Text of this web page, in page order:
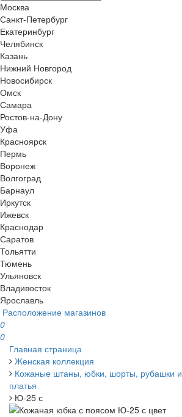
Москва
Санкт-Петербург
Екатеринбург
Челябинск
Казань
Нижний Новгород
Новосибирск
Омск
Самара
Ростов-на-Дону
Уфа
Красноярск
Пермь
Воронеж
Волгоград
Барнаул
Иркутск
Ижевск
Краснодар
Саратов
Тольятти
Тюмень
Ульяновск
Владивосток
Ярославль
Расположение магазинов
0
0
Главная страница
Женская коллекция
Кожаные штаны, юбки, шорты, рубашки и
платья
Ю-25 с